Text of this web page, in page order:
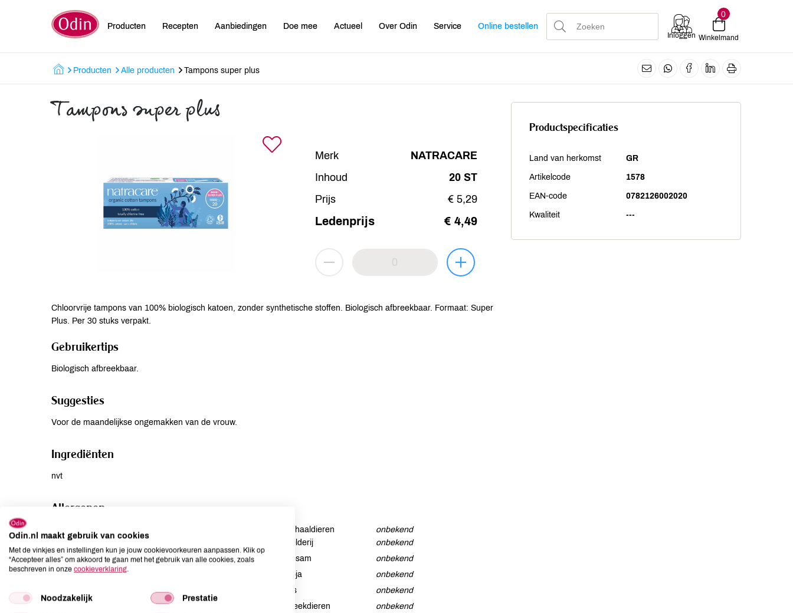
Producten Recepten Aanbiedingen Doe mee Actueel Over Odin Service Online bestellen
Inloggen
0
Winkelmand
Producten Alle producten Tampons super plus
Tampons super plus
Merk
NATRACARE
Inhoud
20 ST
Prijs
€ 5,29
Ledenprijs € 4,49
Chloorvrije tampons van 100% biologisch katoen, zonder synthetische stoffen. Biologisch afbreekbaar. Formaat: Super
Plus. Per 30 stuks verpakt.
Gebruikertips
Biologisch afbreekbaar.
Suggesties
Voor de maandelijkse ongemakken van de vrouw.
Ingrediënten
nvt
Allergenen
Aardnoten
onbekend
Gluten
onbekend
Lupine
onbekend
Schaaldieren
onbekend
Selderij
onbekend
Sesam
onbekend
Soja
onbekend
Vis
onbekend
Weekdieren
onbekend
Productspecificaties
Land van herkomst GR
Artikelcode 1578
EAN-code 0782126002020
Kwaliteit ---
Odin.nl maakt gebruik van cookies
Met de vinkjes en instellingen kun je jouw cookievoorkeuren aanpassen. Klik op
“Accepteer alles” om akkoord te gaan met het gebruik van alle cookies, zoals
beschreven in onze cookieverklaring.
Noodzakelijk Prestatie